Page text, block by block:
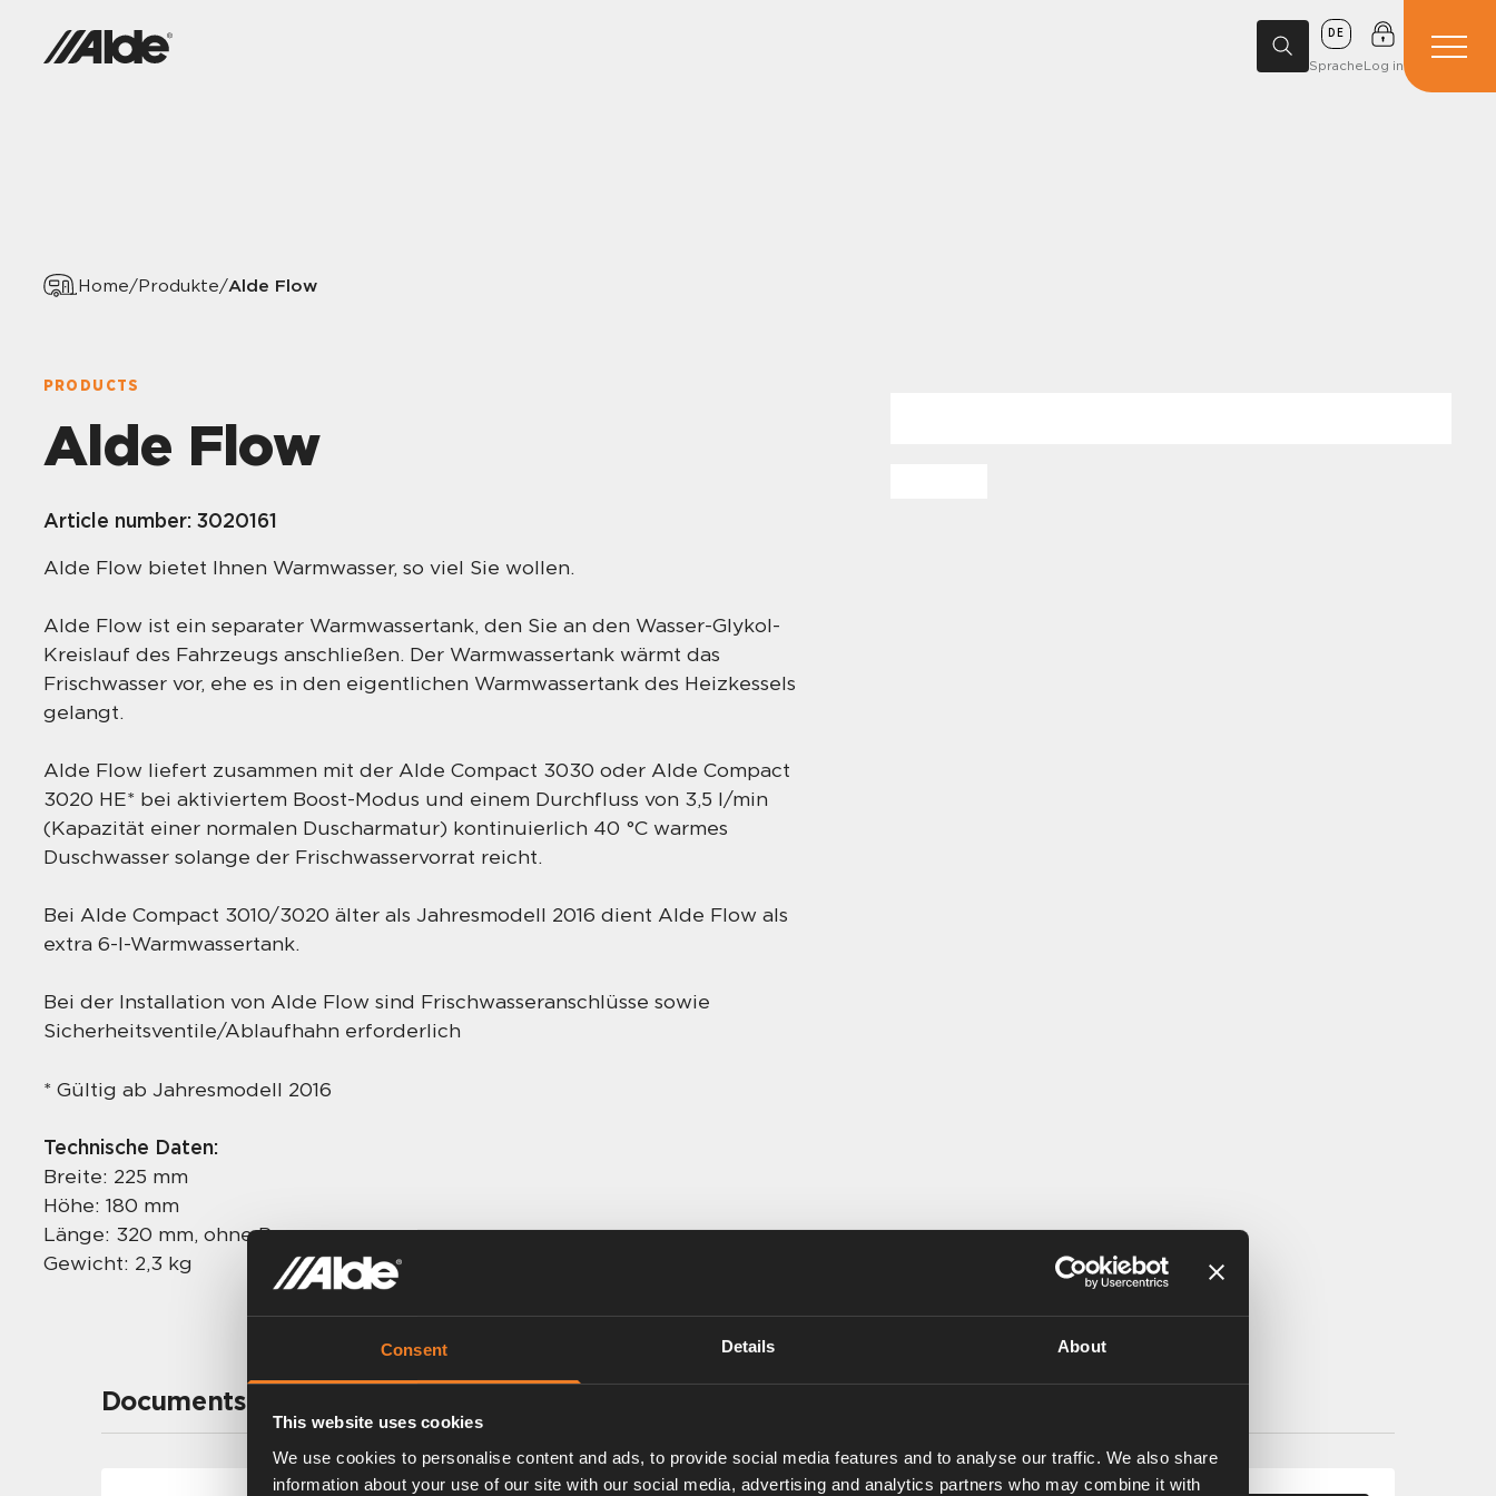
Consent Details About
This website uses cookies
We use cookies to personalise content and ads, to provide social media features and to analyse our traffic. We also share
information about your use of our site with our social media, advertising and analytics partners who may combine it with
DE
SpracheLog in
Home/Produkte/Alde Flow
PRODUCTS
Alde Flow
Article number: 3020161
Alde Flow bietet Ihnen Warmwasser, so viel Sie wollen.
Alde Flow ist ein separater Warmwassertank, den Sie an den Wasser-Glykol-
Kreislauf des Fahrzeugs anschließen. Der Warmwassertank wärmt das
Frischwasser vor, ehe es in den eigentlichen Warmwassertank des Heizkessels
gelangt.
Alde Flow liefert zusammen mit der Alde Compact 3030 oder Alde Compact
3020 HE* bei aktiviertem Boost-Modus und einem Durchfluss von 3,5 l/min
(Kapazität einer normalen Duscharmatur) kontinuierlich 40 °C warmes
Duschwasser solange der Frischwasservorrat reicht.
Bei Alde Compact 3010/3020 älter als Jahresmodell 2016 dient Alde Flow als
extra 6-l-Warmwassertank.
Bei der Installation von Alde Flow sind Frischwasseranschlüsse sowie
Sicherheitsventile/Ablaufhahn erforderlich
* Gültig ab Jahresmodell 2016
Technische Daten:
Breite: 225 mm
Höhe: 180 mm
Länge: 320 mm, ohne Pumpe
Gewicht: 2,3 kg
Documents